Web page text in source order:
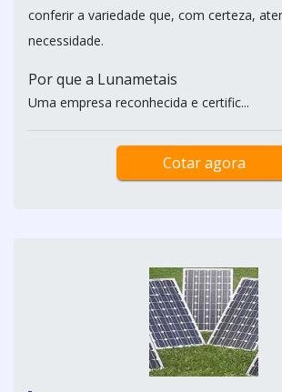
conferir a variedade que, com certeza,
necessidade.
Por que a Lunametais
Uma empresa reconhecida e certific...
Cotar agora